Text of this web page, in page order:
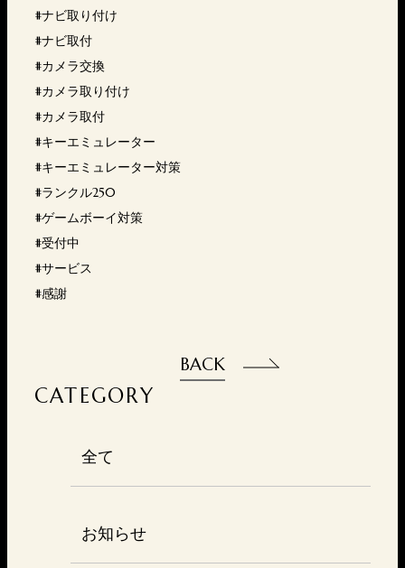
CATEGORY
全て
お知らせ
#ナビ取り付け
#ナビ取付
#カメラ交換
#カメラ取り付け
#カメラ取付
#キーエミュレーター
#キーエミュレーター対策
#ランクル250
#ゲームボーイ対策
#受付中
#サービス
#感謝
BACK